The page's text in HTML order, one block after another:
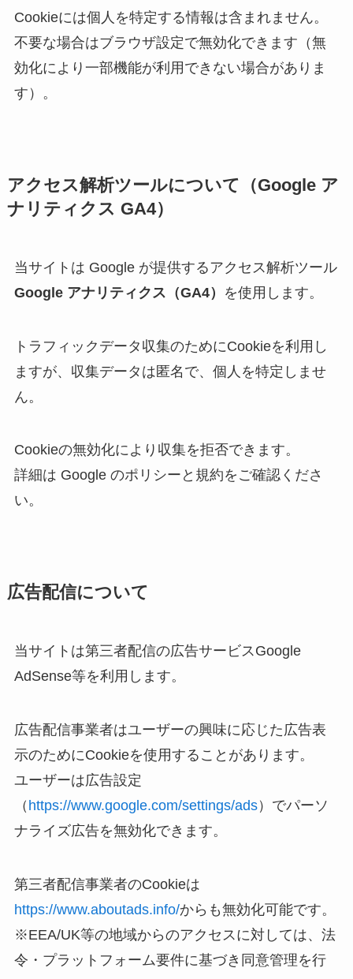
Cookieには個人を特定する情報は含まれません。
不要な場合はブラウザ設定で無効化できます（無
効化により一部機能が利用できない場合がありま
す）。
アクセス解析ツールについて（Google ア
ナリティクス GA4）
当サイトは Google が提供するアクセス解析ツール
Google アナリティクス（GA4）
を使用します。
トラフィックデータ収集のためにCookieを利用し
ますが、収集データは匿名で、個人を特定しませ
ん。
Cookieの無効化により収集を拒否できます。
詳細は Google のポリシーと規約をご確認くださ
い。
広告配信について
当サイトは第三者配信の広告サービスGoogle
AdSense等を利用します。
広告配信事業者はユーザーの興味に応じた広告表
示のためにCookieを使用することがあります。
ユーザーは広告設定
（ https://www.google.com/settings/ads）でパーソ
ナライズ広告を無効化できます。
第三者配信事業者のCookieは
https://www.aboutads.info/からも無効化可能です。
※EEA/UK等の地域からのアクセスに対しては、法
令・プラットフォーム要件に基づき同意管理を行